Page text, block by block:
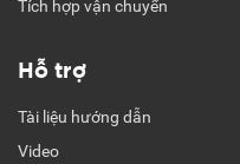
Tích hợp vận chuyển
Hỗ trợ
Tài liệu hướng dẫn
Video